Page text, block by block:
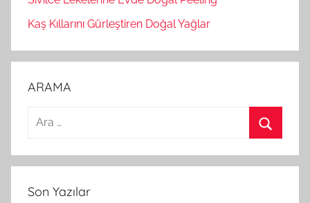
Kaş Kıllarını Gürleştiren Doğal Yağlar
ARAMA
a
a
r
Son Yazılar